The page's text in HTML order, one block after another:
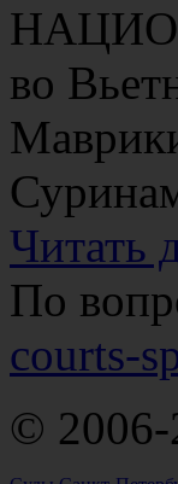
во
Читать
По
courts-
© 2006-